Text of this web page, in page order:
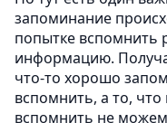
запоминание
попытке вспомнить
информацию.
что-то хорошо
вспомнить, а то,
вспомнить не